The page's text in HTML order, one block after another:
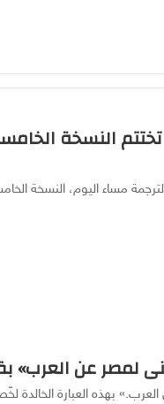
النسخة
مساء اليوم، النسخة
لمصر عن العرب»
بهذه العبارة الخالدة